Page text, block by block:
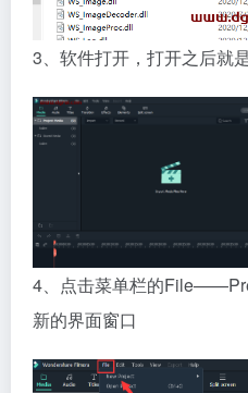
3、软件打开，打开之后就
4、点击菜单栏的
新的界面窗口